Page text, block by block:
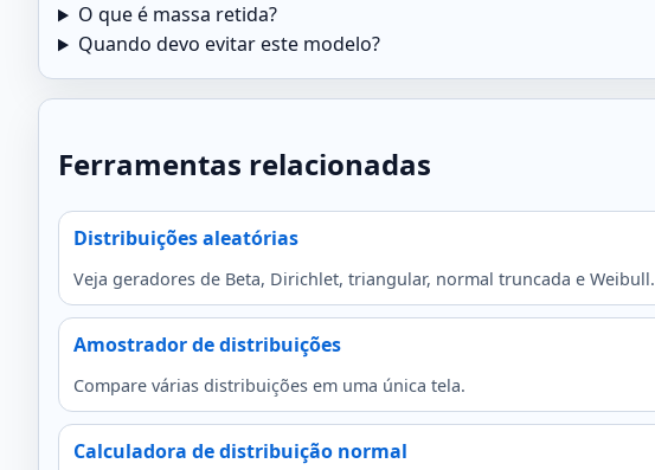
O que é massa retida?
Quando devo evitar este modelo?
Ferramentas relacionadas
Distribuições aleatórias
Veja geradores de Beta, Dirichlet, triangular, normal truncada e Weibull.
Amostrador de distribuições
Compare várias distribuições em uma única tela.
Calculadora de distribuição normal